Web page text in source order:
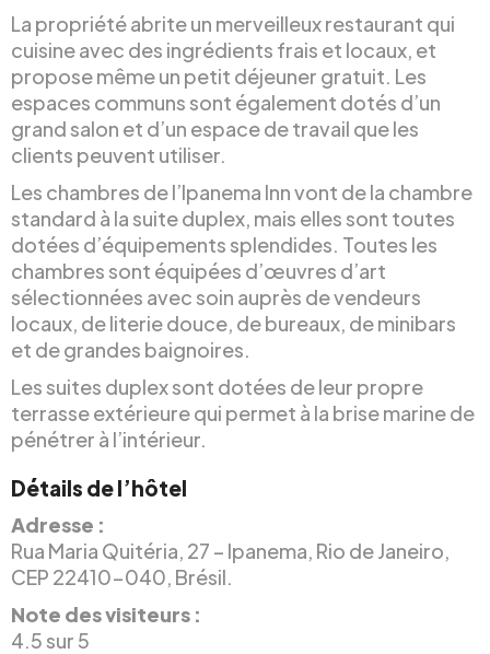
La propriété abrite un merveilleux restaurant qui
cuisine avec des ingrédients frais et locaux, et
propose même un petit déjeuner gratuit. Les
espaces communs sont également dotés d’un
grand salon et d’un espace de travail que les
clients peuvent utiliser.
Les chambres de l’Ipanema Inn vont de la chambre
standard à la suite duplex, mais elles sont toutes
dotées d’équipements splendides. Toutes les
chambres sont équipées d’œuvres d’art
sélectionnées avec soin auprès de vendeurs
locaux, de literie douce, de bureaux, de minibars
et de grandes baignoires.
Les suites duplex sont dotées de leur propre
terrasse extérieure qui permet à la brise marine de
pénétrer à l’intérieur.
Détails de l’hôtel
Adresse :
Rua Maria Quitéria, 27 – Ipanema, Rio de Janeiro,
CEP 22410-040, Brésil.
Note des visiteurs :
4.5 sur 5